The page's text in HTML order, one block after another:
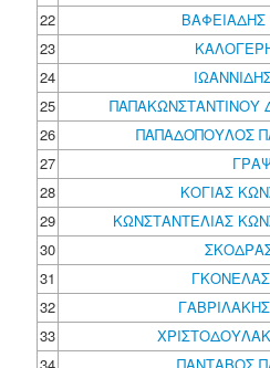
22
23
24
25
ΠΑΠΑΚΩΝΣΤΑΝΤΙΝΟΥ
26
ΠΑΠΑΔΟΠΟΥΛΟΣ
27
28
ΚΟΓΙΑΣ
29
ΚΩΝΣΤΑΝΤΕΛΙΑΣ
30
31
32
33